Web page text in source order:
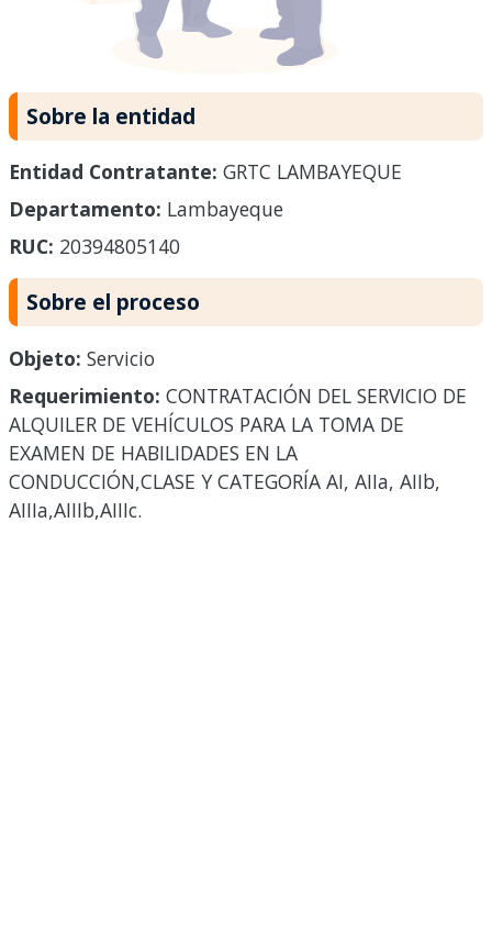
Sobre la entidad
Entidad Contratante: GRTC LAMBAYEQUE
Departamento: Lambayeque
RUC: 20394805140
Sobre el proceso
Objeto: Servicio
Requerimiento: CONTRATACIÓN DEL SERVICIO DE
ALQUILER DE VEHÍCULOS PARA LA TOMA DE
EXAMEN DE HABILIDADES EN LA
CONDUCCIÓN,CLASE Y CATEGORÍA AI, AIIa, AIIb,
AIIIa,AIIIb,AIIIc.